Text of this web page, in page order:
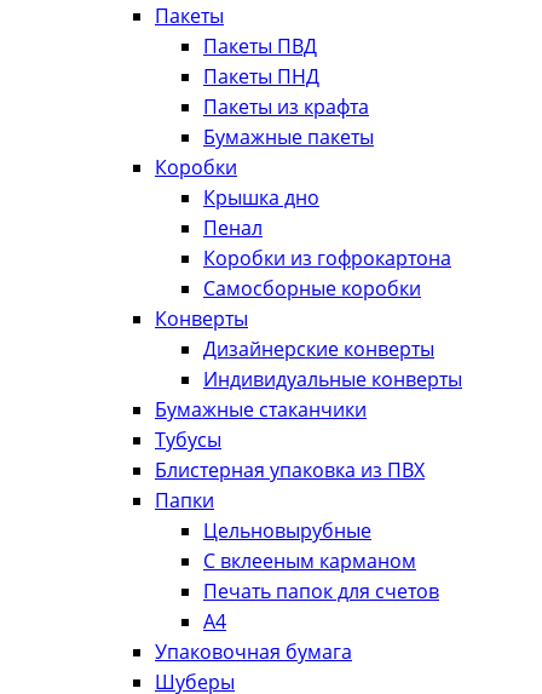
Пакеты
Пакеты ПВД
Пакеты ПНД
Пакеты из крафта
Бумажные пакеты
Коробки
Крышка дно
Пенал
Коробки из гофрокартона
Самосборные коробки
Конверты
Дизайнерские конверты
Индивидуальные конверты
Бумажные стаканчики
Тубусы
Блистерная упаковка из ПВХ
Папки
Цельновырубные
С вклееным карманом
Печать папок для счетов
А4
Упаковочная бумага
Шуберы